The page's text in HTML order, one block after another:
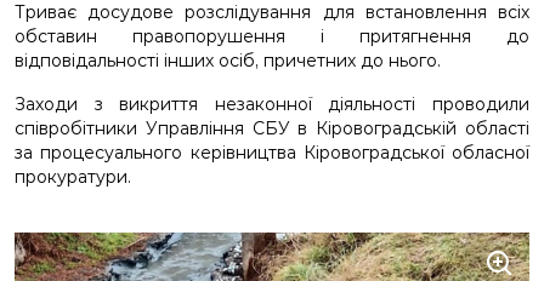
Триває досудове розслідування для встановлення всіх
обставин правопорушення і притягнення до
відповідальності інших осіб, причетних до нього.
Заходи з викриття незаконної діяльності проводили
співробітники Управління СБУ в Кіровоградській області
за процесуального керівництва Кіровоградської обласної
прокуратури.